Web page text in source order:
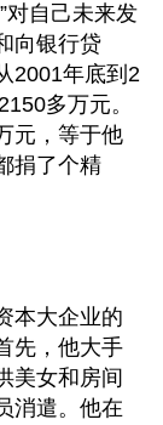
对自己未来发
向银行贷
2001年底到2
多万元。
元，等于他
捐了个精
本大企业的
先，他大手
美女和房间
消遣。他在